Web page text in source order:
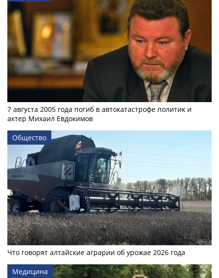
7 августа 2005 года погиб в автокатастрофе политик и
актер Михаил Евдокимов
Общество
Что говорят алтайские аграрии об урожае 2026 года
Медицина